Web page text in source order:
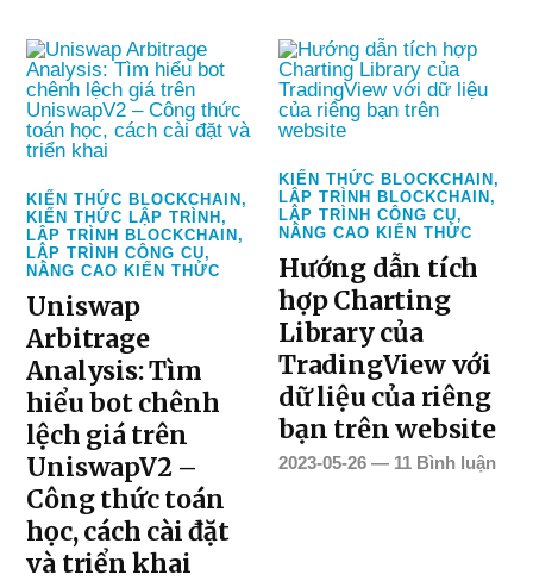
KIẾN THỨC BLOCKCHAIN,
KIẾN THỨC LẬP TRÌNH,
LẬP TRÌNH BLOCKCHAIN,
LẬP TRÌNH CÔNG CỤ,
NÂNG CAO KIẾN THỨC
Uniswap
Arbitrage
Analysis: Tìm
hiểu bot chênh
lệch giá trên
UniswapV2 –
Công thức toán
học, cách cài đặt
và triển khai
KIẾN THỨC BLOCKCHAIN,
LẬP TRÌNH BLOCKCHAIN,
LẬP TRÌNH CÔNG CỤ,
NÂNG CAO KIẾN THỨC
Hướng dẫn tích
hợp Charting
Library của
TradingView với
dữ liệu của riêng
bạn trên website
2023-05-26 — 11 Bình luận